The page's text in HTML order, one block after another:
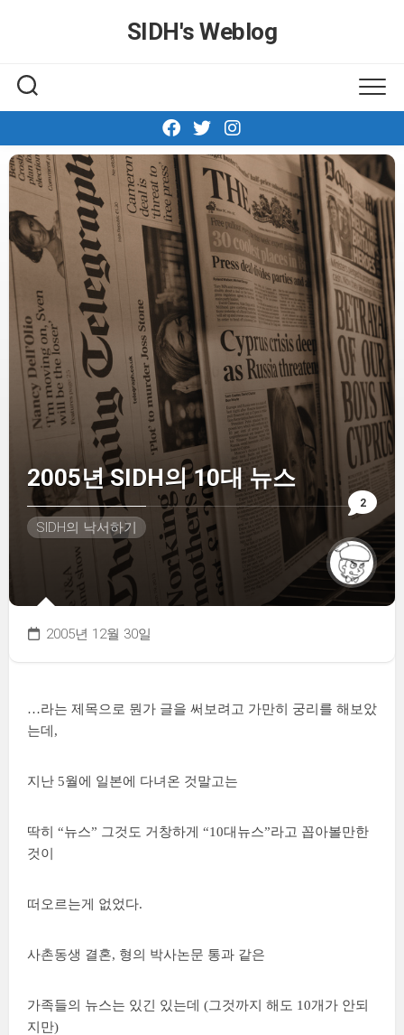
SIDH′s Weblog
2
2005년 SIDH의 10대 뉴스
SIDH의 낙서하기
2005년 12월 30일
…라는 제목으로 뭔가 글을 써보려고 가만히 궁리를 해보았
는데,
지난 5월에 일본에 다녀온 것말고는
딱히 “뉴스” 그것도 거창하게 “10대뉴스”라고 꼽아볼만한
것이
떠오르는게 없었다.
사촌동생 결혼, 형의 박사논문 통과 같은
가족들의 뉴스는 있긴 있는데 (그것까지 해도 10개가 안되
지만)